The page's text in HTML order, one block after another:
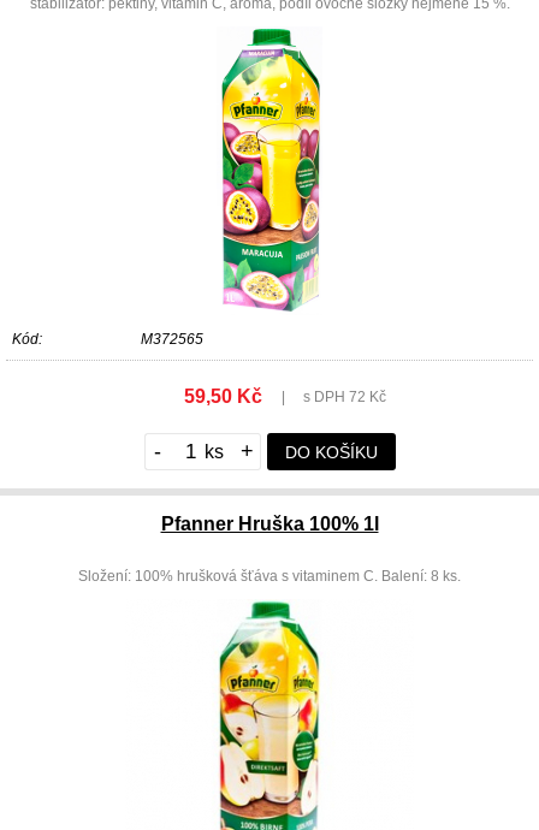
stabilizátor: pektiny, vitamin C, aroma, podíl ovocné složky nejméně 15 %.
Kód: M372565
59,50 Kč s DPH 72 Kč
- + DO KOŠÍKU
Pfanner Hruška 100% 1l
Složení: 100% hrušková šťáva s vitaminem C. Balení: 8 ks.